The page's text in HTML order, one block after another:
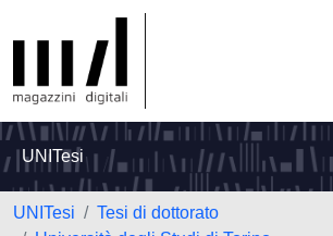
UNITesi
UNITesi
Tesi di dottorato